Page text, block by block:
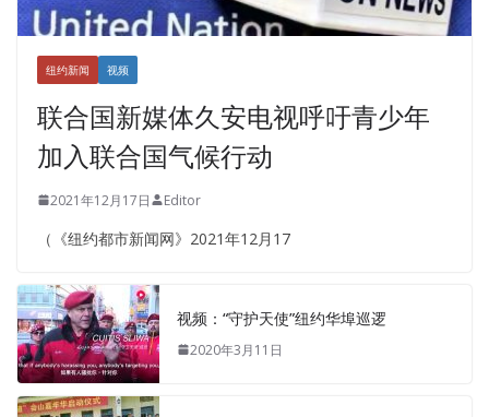
纽约新闻 视频
联合国新媒体久安电视呼吁青少年
加入联合国气候行动
2021年12月17日 Editor
（《纽约都市新闻网》2021年12月17
视频：“守护天使”纽约华埠巡逻
2020年3月11日